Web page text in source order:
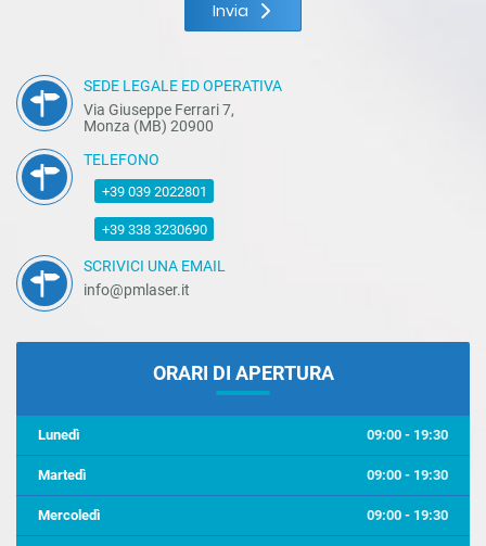
Invia
SEDE LEGALE ED OPERATIVA
Via Giuseppe Ferrari 7,
Monza (MB) 20900
TELEFONO
+39 039 2022801
+39 338 3230690
SCRIVICI UNA EMAIL
info@pmlaser.it
ORARI DI APERTURA
Lunedì 09:00 - 19:30
Martedì 09:00 - 19:30
Mercoledì 09:00 - 19:30